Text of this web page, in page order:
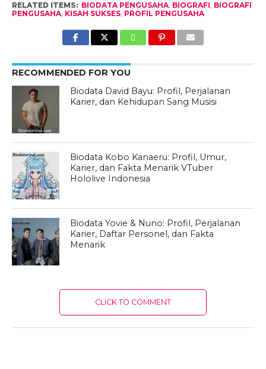
RELATED ITEMS: BIODATA PENGUSAHA, BIOGRAFI, BIOGRAFI
PENGUSAHA, KISAH SUKSES, PROFIL PENGUSAHA
RECOMMENDED FOR YOU
Biodata David Bayu: Profil, Perjalanan
Karier, dan Kehidupan Sang Musisi
Biodata Kobo Kanaeru: Profil, Umur,
Karier, dan Fakta Menarik VTuber
Hololive Indonesia
Biodata Yovie & Nuno: Profil, Perjalanan
Karier, Daftar Personel, dan Fakta
Menarik
CLICK TO COMMENT